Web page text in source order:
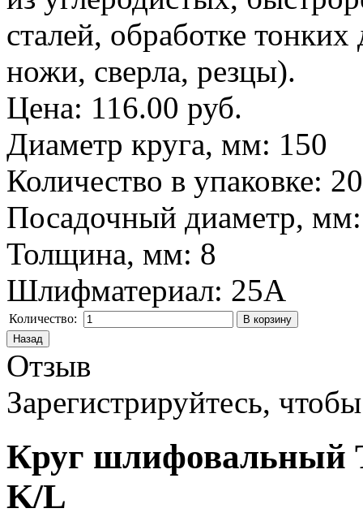
сталей, обработке
ножи, сверла, резцы).
Цена: 116.00 руб.
Диаметр круга, мм: 150
Количество в упаковке: 20
Посадочный диаметр, мм
Толщина, мм: 8
Шлифматериал: 25A
Количество:
Отзыв
Зарегистрируйтесь,
Круг шлифовальный
K/L